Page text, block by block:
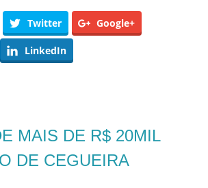
Twitter Google+
LinkedIn
MAIS DE R$ 20MIL
DE CEGUEIRA